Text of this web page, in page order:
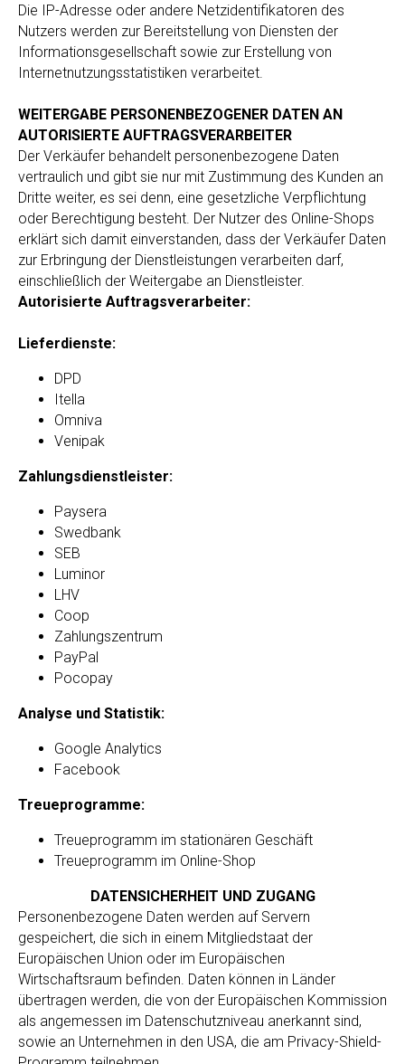
Die IP-Adresse oder andere Netzidentifikatoren des
Nutzers werden zur Bereitstellung von Diensten der
Informationsgesellschaft sowie zur Erstellung von
Internetnutzungsstatistiken verarbeitet.
WEITERGABE PERSONENBEZOGENER DATEN AN
AUTORISIERTE AUFTRAGSVERARBEITER
Der Verkäufer behandelt personenbezogene Daten
vertraulich und gibt sie nur mit Zustimmung des Kunden an
Dritte weiter, es sei denn, eine gesetzliche Verpflichtung
oder Berechtigung besteht. Der Nutzer des Online-Shops
erklärt sich damit einverstanden, dass der Verkäufer Daten
zur Erbringung der Dienstleistungen verarbeiten darf,
einschließlich der Weitergabe an Dienstleister.
Autorisierte Auftragsverarbeiter:
Lieferdienste:
DPD
Itella
Omniva
Venipak
Zahlungsdienstleister:
Paysera
Swedbank
SEB
Luminor
LHV
Coop
Zahlungszentrum
PayPal
Pocopay
Analyse und Statistik:
Google Analytics
Facebook
Treueprogramme:
Treueprogramm im stationären Geschäft
Treueprogramm im Online-Shop
DATENSICHERHEIT UND ZUGANG
Personenbezogene Daten werden auf Servern
gespeichert, die sich in einem Mitgliedstaat der
Europäischen Union oder im Europäischen
Wirtschaftsraum befinden. Daten können in Länder
übertragen werden, die von der Europäischen Kommission
als angemessen im Datenschutzniveau anerkannt sind,
sowie an Unternehmen in den USA, die am Privacy-Shield-